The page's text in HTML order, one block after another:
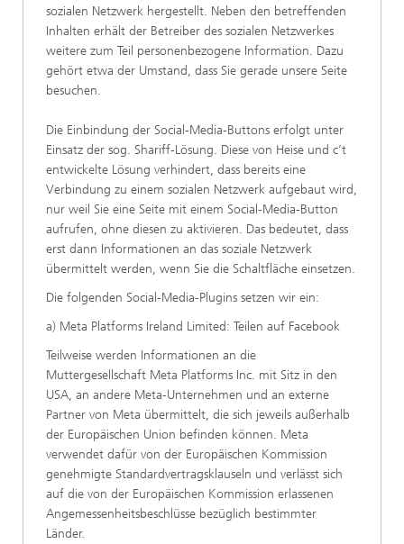
sozialen Netzwerk hergestellt. Neben den betreffenden
Inhalten erhält der Betreiber des sozialen Netzwerkes
weitere zum Teil personenbezogene Information. Dazu
gehört etwa der Umstand, dass Sie gerade unsere Seite
besuchen.
Die Einbindung der Social-Media-Buttons erfolgt unter
Einsatz der sog. Shariff-Lösung. Diese von Heise und c’t
entwickelte Lösung verhindert, dass bereits eine
Verbindung zu einem sozialen Netzwerk aufgebaut wird,
nur weil Sie eine Seite mit einem Social-Media-Button
aufrufen, ohne diesen zu aktivieren. Das bedeutet, dass
erst dann Informationen an das soziale Netzwerk
übermittelt werden, wenn Sie die Schaltfläche einsetzen.
Die folgenden Social-Media-Plugins setzen wir ein:
a) Meta Platforms Ireland Limited: Teilen auf Facebook
Teilweise werden Informationen an die
Muttergesellschaft Meta Platforms Inc. mit Sitz in den
USA, an andere Meta-Unternehmen und an externe
Partner von Meta übermittelt, die sich jeweils außerhalb
der Europäischen Union befinden können. Meta
verwendet dafür von der Europäischen Kommission
genehmigte Standardvertragsklauseln und verlässt sich
auf die von der Europäischen Kommission erlassenen
Angemessenheitsbeschlüsse bezüglich bestimmter
Länder.